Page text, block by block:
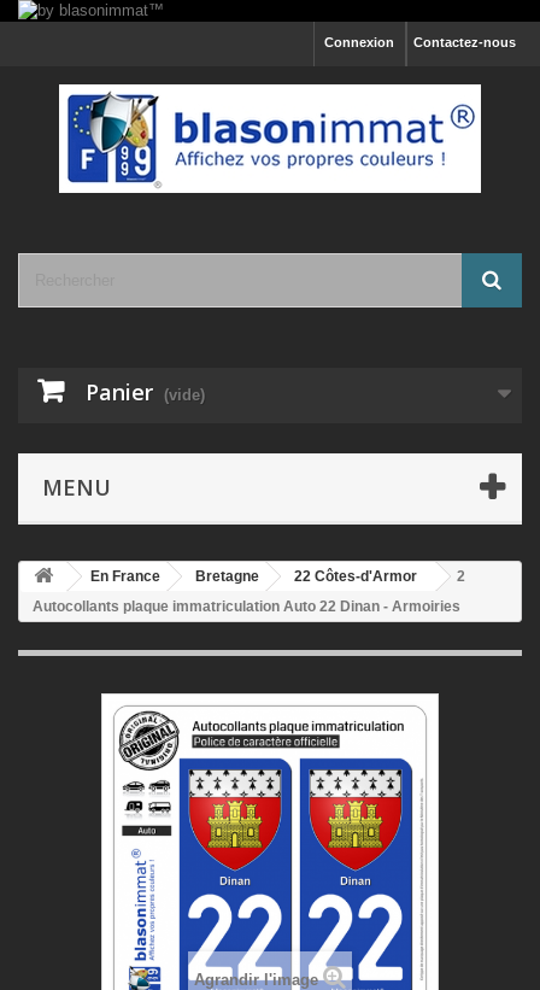
Contactez-nous
Connexion
Panier (vide)
MENU
En France Bretagne 22 Côtes-d'Armor
2
Autocollants plaque immatriculation Auto 22 Dinan - Armoiries
Agrandir l'image